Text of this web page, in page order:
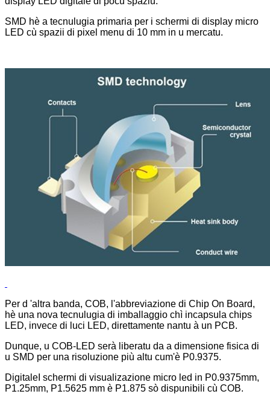
SMD hè a tecnulugia primaria per i schermi di display micro
LED cù spazii di pixel menu di 10 mm in u mercatu.
Per d 'altra banda, COB, l'abbreviazione di Chip On Board,
hè una nova tecnulugia di imballaggio chì incapsula chips
LED, invece di luci LED, direttamente nantu à un PCB.
Dunque, u COB-LED serà liberatu da a dimensione fisica di
u SMD per una risoluzione più altu cum'è P0.9375.
Digitale I schermi di visualizazione micro led in P0.9375mm,
P1.25mm, P1.5625 mm è P1.875 sò dispunibili cù COB.